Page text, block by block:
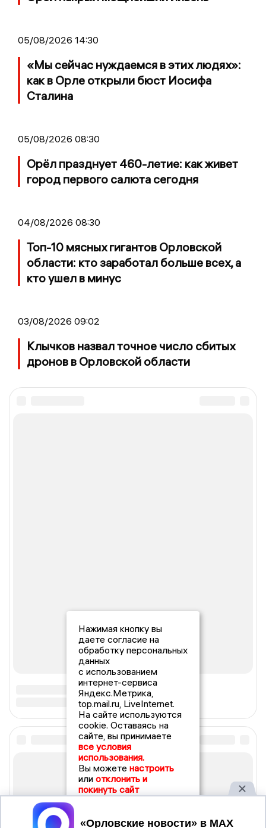
05/08/2026 14:30
«Мы сейчас нуждаемся в этих людях»:
как в Орле открыли бюст Иосифа
Сталина
05/08/2026 08:30
Орёл празднует 460-летие: как живет
город первого салюта сегодня
04/08/2026 08:30
Топ-10 мясных гигантов Орловской
области: кто заработал больше всех, а
кто ушел в минус
03/08/2026 09:02
Клычков назвал точное число сбитых
дронов в Орловской области
Нажимая кнопку вы
даете согласие на
обработку персональных
данных
с использованием
интернет-сервиса
Яндекс.Метрика,
top.mail.ru, LiveInternet.
На сайте используются
cookie. Оставаясь на
сайте, вы принимаете
все условия
использования.
Вы можете настроить
или отклонить и
покинуть сайт
Принять